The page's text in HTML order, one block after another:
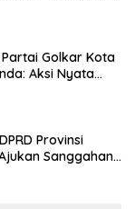
Partai Golkar Kota
Aksi Nyata
Provinsi
Sanggahan